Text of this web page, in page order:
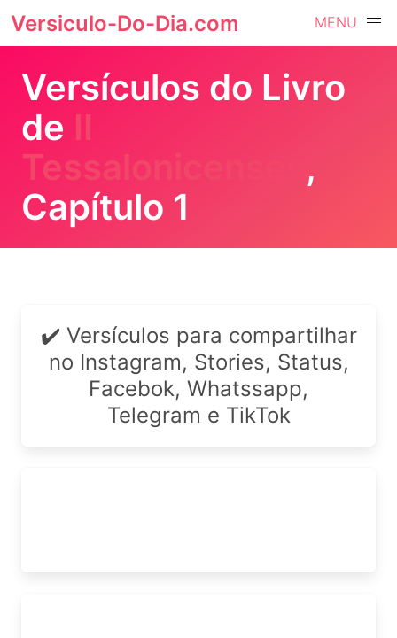
Versiculo-Do-Dia.com MENU
Versículos do Livro
de II
Tessalonicenses ,
Capítulo 1
✔️ Versículos para compartilhar
no Instagram, Stories, Status,
Facebok, Whatssapp,
Telegram e TikTok